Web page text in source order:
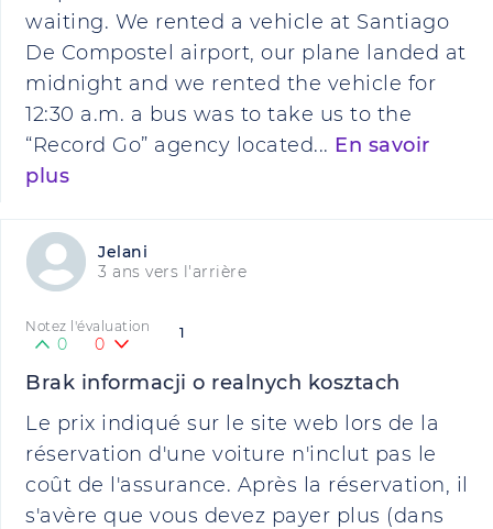
waiting. We rented a vehicle at Santiago
De Compostel airport, our plane landed at
midnight and we rented the vehicle for
12:30 a.m. a bus was to take us to the
“Record Go” agency located... En savoir
plus
Jelani
3 ans vers l'arrière
1
Notez l'évaluation
0 0
Brak informacji o realnych kosztach
Le prix indiqué sur le site web lors de la
réservation d'une voiture n'inclut pas le
coût de l'assurance. Après la réservation, il
s'avère que vous devez payer plus (dans